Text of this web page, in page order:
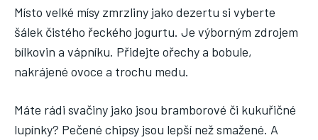
Místo velké mísy zmrzliny jako dezertu si vyberte
šálek čistého řeckého jogurtu. Je výborným zdrojem
bílkovin a vápníku. Přidejte ořechy a bobule,
nakrájené ovoce a trochu medu.
Máte rádi svačiny jako jsou bramborové či kukuřičné
lupínky? Pečené chipsy jsou lepší než smažené. A